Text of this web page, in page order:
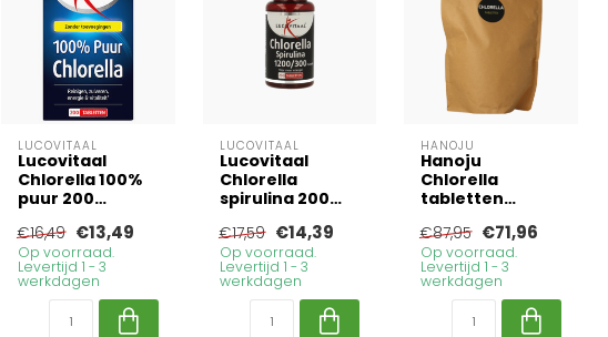
LUCOVITAAL
Lucovitaal
Chlorella 100%
puur 200
€16,49 €13,49
Op voorraad.
Levertijd 1 - 3
werkdagen
LUCOVITAAL
Lucovitaal
Chlorella
spirulina 200
€17,59 €14,39
Op voorraad.
Levertijd 1 - 3
werkdagen
HANOJU
Hanoju
Chlorella
tabletten
Tabletten
€87,95 €71,96
Op voorraad.
Levertijd 1 - 3
werkdagen